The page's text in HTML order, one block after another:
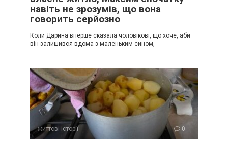
навіть не зрозумів, що вона
говорить серйозно
Коли Дарина вперше сказала чоловікові, що хоче, аби
він залишився вдома з маленьким сином,
життєві історії 0